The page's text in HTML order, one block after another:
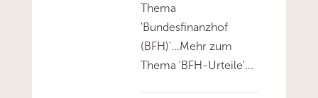
Thema
'Bundesfinanzhof
(BFH)'...Mehr zum
Thema 'BFH-Urteile'...